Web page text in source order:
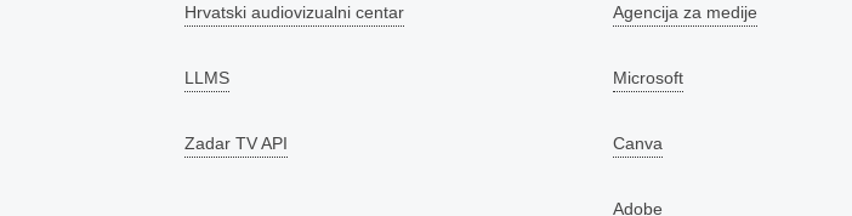
Hrvatski audiovizualni centar
LLMS
Zadar TV API
Agencija za medije
Microsoft
Canva
Adobe